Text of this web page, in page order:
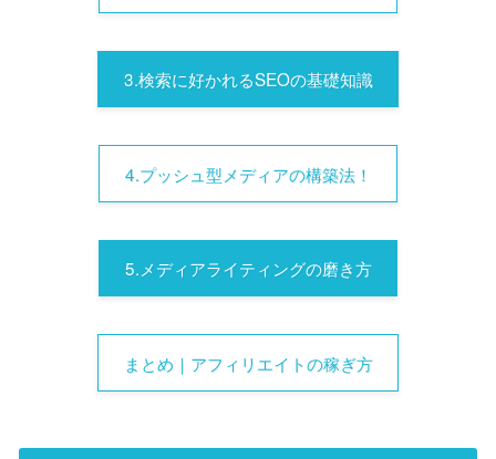
3.検索に好かれるSEOの基礎知識
4.プッシュ型メディアの構築法！
5.メディアライティングの磨き方
まとめ｜アフィリエイトの稼ぎ方